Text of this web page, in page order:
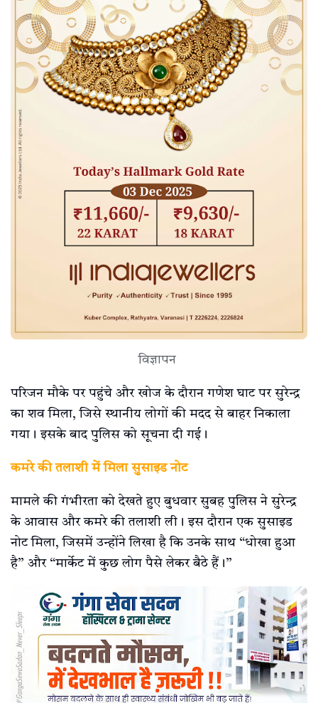
विज्ञापन
परिजन मौके पर पहुंचे और खोज के दौरान गणेश घाट पर सुरेन्द्र
का शव मिला, जिसे स्थानीय लोगों की मदद से बाहर निकाला
गया। इसके बाद पुलिस को सूचना दी गई।
कमरे की तलाशी में मिला सुसाइड नोट
मामले की गंभीरता को देखते हुए बुधवार सुबह पुलिस ने सुरेन्द्र
के आवास और कमरे की तलाशी ली। इस दौरान एक सुसाइड
नोट मिला, जिसमें उन्होंने लिखा है कि उनके साथ “धोखा हुआ
है” और “मार्केट में कुछ लोग पैसे लेकर बैठे हैं।”